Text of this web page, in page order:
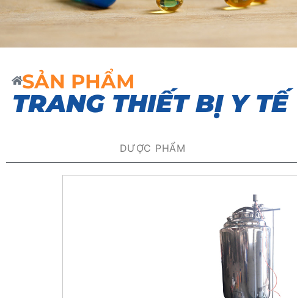
SẢN PHẨM
TRANG THIẾT BỊ Y TẾ
DƯỢC PHẨM